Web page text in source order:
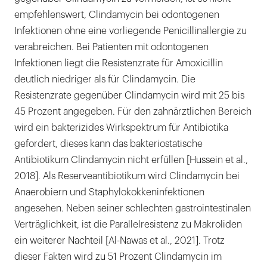
empfehlenswert, Clindamycin bei odontogenen
Infektionen ohne eine vorliegende Penicillinallergie zu
verabreichen. Bei Patienten mit odontogenen
Infektionen liegt die Resistenzrate für Amoxicillin
deutlich niedriger als für Clindamycin. Die
Resistenzrate gegenüber Clindamycin wird mit 25 bis
45 Prozent angegeben. Für den zahnärztlichen Bereich
wird ein bakterizides Wirkspektrum für Antibiotika
gefordert, dieses kann das bakteriostatische
Antibiotikum Clindamycin nicht erfüllen [Hussein et al.,
2018]. Als Reserveantibiotikum wird Clindamycin bei
Anaerobiern und Staphylokokkeninfektionen
angesehen. Neben seiner schlechten gastrointestinalen
Verträglichkeit, ist die Parallelresistenz zu Makroliden
ein weiterer Nachteil [Al-Nawas et al., 2021]. Trotz
dieser Fakten wird zu 51 Prozent Clindamycin im